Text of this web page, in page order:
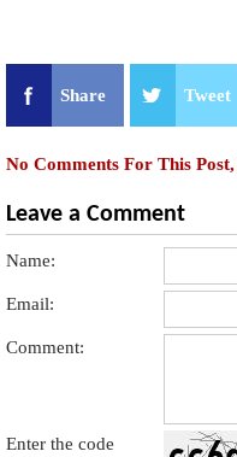
Share Tweet
No Comments For This
Leave a Comment
Name:
Email:
Comment:
Enter the code